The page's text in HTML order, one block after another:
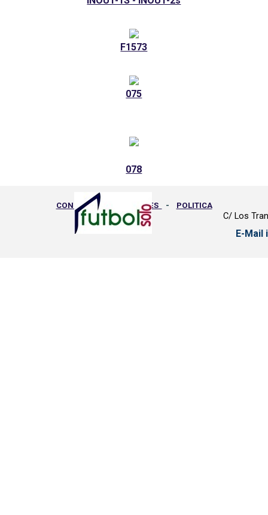
F1573
075
078
CONDICIONES GENERALES - POLITICA
PRIVACIDAD -GASTOS ENVIO
DEVOLUCIONES
C/ Los
E-